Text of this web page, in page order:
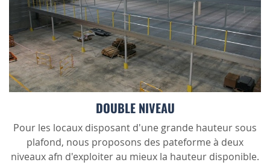
DOUBLE NIVEAU
Pour les locaux disposant d'une grande hauteur sous
plafond, nous proposons des pateforme à deux
niveaux afn d'exploiter au mieux la hauteur disponible.